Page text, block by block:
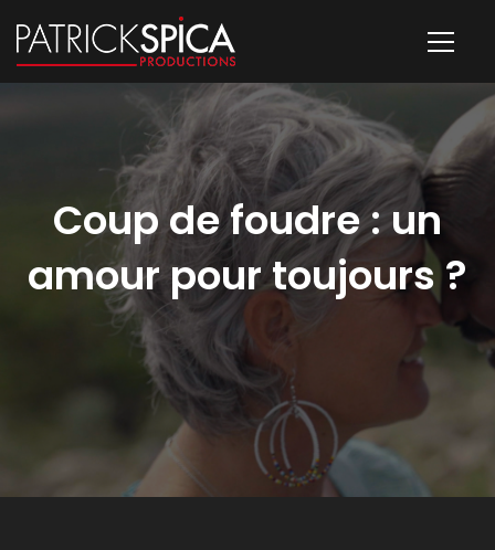
Coup de foudre : un
amour pour toujours ?